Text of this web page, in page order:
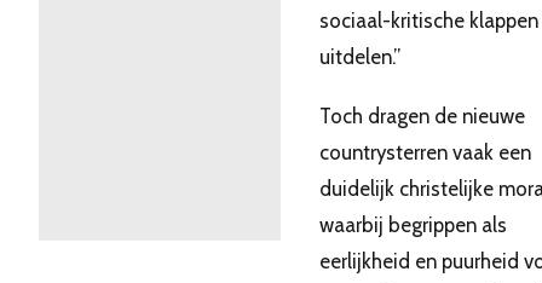
sociaal-kritische klappen
uitdelen.”
Toch dragen de nieuwe
countrysterren vaak een
duidelijk christelijke
waarbij begrippen als
eerlijkheid en puurheid